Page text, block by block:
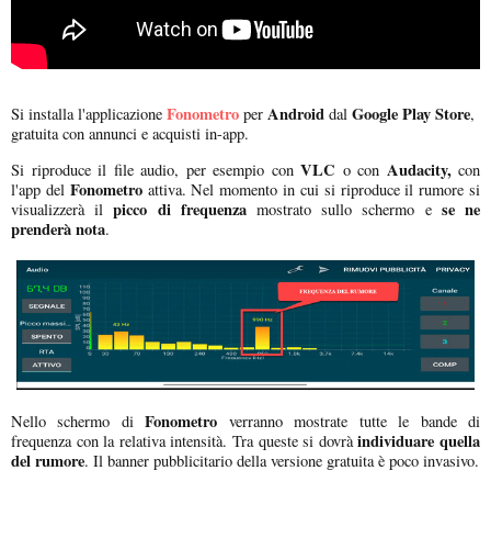
Si installa l'applicazione Fonometro per Android dal Google Play Store,
gratuita con annunci e acquisti in-app.
Si riproduce il file audio, per esempio conVLC o con Audacity, con
l'app delFonometroattiva. Nel momento in cui si riproduce il rumore si
visualizzerà ilpicco di frequenzamostrato sullo schermo e se ne
prenderà nota.
Nello schermo diFonometro verranno mostrate tutte le bande di
frequenza con la relativa intensità. Tra queste si dovràindividuare quella
del rumore. Il banner pubblicitario della versione gratuita è poco invasivo.